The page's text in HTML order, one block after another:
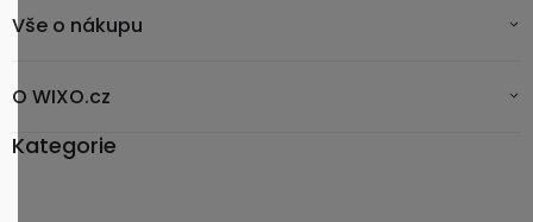
Vše o nákupu
O WIXO.cz
Kategorie